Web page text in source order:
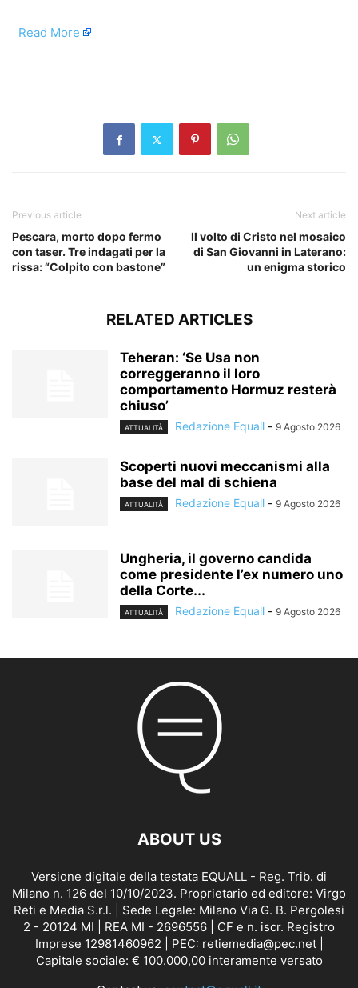
Read More
Previous article
Pescara, morto dopo fermo
con taser. Tre indagati per la
rissa: “Colpito con bastone”
Next article
Il volto di Cristo nel mosaico
di San Giovanni in Laterano:
un enigma storico
RELATED ARTICLES
Teheran: ‘Se Usa non
correggeranno il loro
comportamento Hormuz resterà
chiuso’
ATTUALITÀ Redazione Equall - 9 Agosto 2026
Scoperti nuovi meccanismi alla
base del mal di schiena
ATTUALITÀ Redazione Equall - 9 Agosto 2026
Ungheria, il governo candida
come presidente l’ex numero uno
della Corte...
ATTUALITÀ Redazione Equall - 9 Agosto 2026
ABOUT US
Versione digitale della testata EQUALL - Reg. Trib. di
Milano n. 126 del 10/10/2023. Proprietario ed editore: Virgo
Reti e Media S.r.l. | Sede Legale: Milano Via G. B. Pergolesi
2 - 20124 MI | REA MI - 2696556 | CF e n. iscr. Registro
Imprese 12981460962 | PEC: retiemedia@pec.net |
Capitale sociale: € 100.000,00 interamente versato